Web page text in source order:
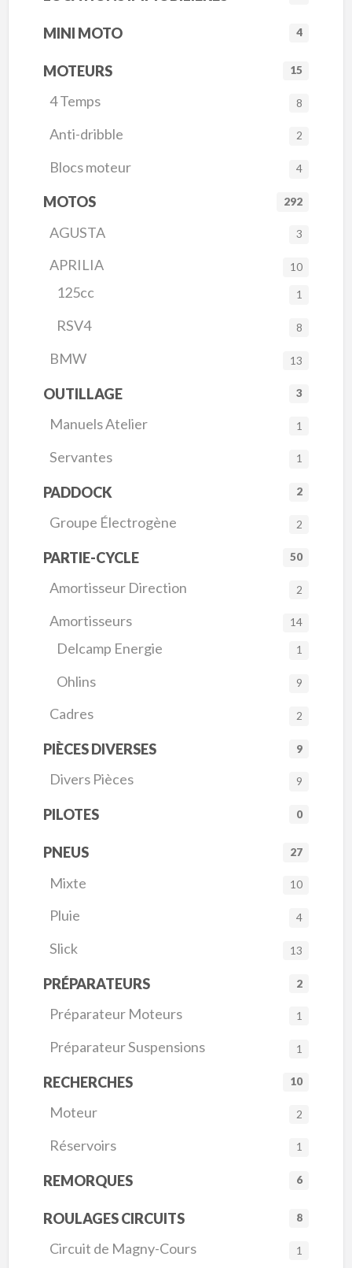
MINI MOTO 4
MOTEURS 15
4 Temps 8
Anti-dribble 2
Blocs moteur 4
MOTOS 292
AGUSTA 3
APRILIA 10
125cc 1
RSV4 8
BMW 13
OUTILLAGE 3
Manuels Atelier 1
Servantes 1
PADDOCK 2
Groupe Électrogène 2
PARTIE-CYCLE 50
Amortisseur Direction 2
Amortisseurs 14
Delcamp Energie 1
Ohlins 9
Cadres 2
PIÈCES DIVERSES 9
Divers Pièces 9
PILOTES 0
PNEUS 27
Mixte 10
Pluie 4
Slick 13
PRÉPARATEURS 2
Préparateur Moteurs 1
Préparateur Suspensions 1
RECHERCHES 10
Moteur 2
Réservoirs 1
REMORQUES 6
ROULAGES CIRCUITS 8
Circuit de Magny-Cours 1